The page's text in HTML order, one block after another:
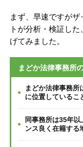
まず、早速ですが
トが分析・検証し
げてみました。
まどか法律事務所
まどか法律事務
に位置しているこ
同事務所は35年
ンス良く在籍する